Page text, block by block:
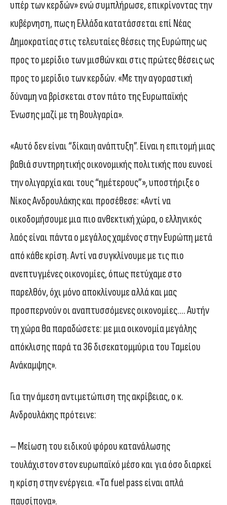
υπέρ των κερδών» ενώ συμπλήρωσε, επικρίνοντας την
κυβέρνηση, πως η Ελλάδα κατατάσσεται επί Νέας
Δημοκρατίας στις τελευταίες θέσεις της Ευρώπης ως
προς το μερίδιο των μισθών και στις πρώτες θέσεις ως
προς το μερίδιο των κερδών. «Με την αγοραστική
δύναμη να βρίσκεται στον πάτο της Ευρωπαϊκής
Ένωσης μαζί με τη Βουλγαρία».
«Αυτό δεν είναι “δίκαιη ανάπτυξη”. Είναι η επιτομή μιας
βαθιά συντηρητικής οικονομικής πολιτικής που ευνοεί
την ολιγαρχία και τους “ημέτερους”», υποστήριξε ο
Νίκος Ανδρουλάκης και προσέθεσε: «Αντί να
οικοδομήσουμε μια πιο ανθεκτική χώρα, ο ελληνικός
λαός είναι πάντα ο μεγάλος χαμένος στην Ευρώπη μετά
από κάθε κρίση. Αντί να συγκλίνουμε με τις πιο
ανεπτυγμένες οικονομίες, όπως πετύχαμε στο
παρελθόν, όχι μόνο αποκλίνουμε αλλά και μας
προσπερνούν οι αναπτυσσόμενες οικονομίες…. Αυτήν
τη χώρα θα παραδώσετε: με μια οικονομία μεγάλης
απόκλισης παρά τα 36 δισεκατομμύρια του Ταμείου
Ανάκαμψης».
Για την άμεση αντιμετώπιση της ακρίβειας, ο κ.
Ανδρουλάκης πρότεινε:
– Μείωση του ειδικού φόρου κατανάλωσης
τουλάχιστον στον ευρωπαϊκό μέσο και για όσο διαρκεί
η κρίση στην ενέργεια. «Τα fuel pass είναι απλά
παυσίπονα».